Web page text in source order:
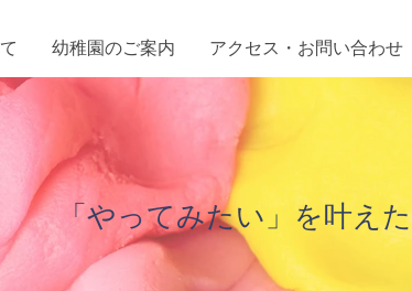
幼稚園のご案内 アクセス・お問い合わせ
「やってみたい」を叶え